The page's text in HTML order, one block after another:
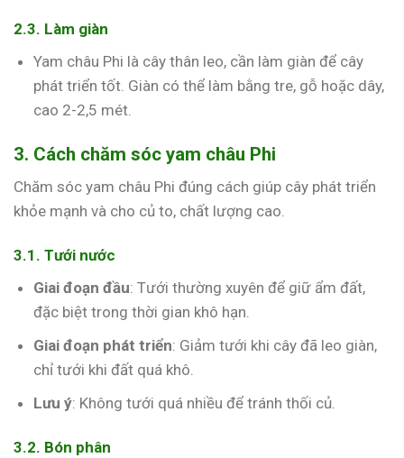
2.3. Làm giàn
Yam châu Phi là cây thân leo, cần làm giàn để cây
phát triển tốt. Giàn có thể làm bằng tre, gỗ hoặc dây,
cao 2-2,5 mét.
3. Cách chăm sóc yam châu Phi
Chăm sóc yam châu Phi đúng cách giúp cây phát triển
khỏe mạnh và cho củ to, chất lượng cao.
3.1. Tưới nước
Giai đoạn đầu: Tưới thường xuyên để giữ ẩm đất,
đặc biệt trong thời gian khô hạn.
Giai đoạn phát triển: Giảm tưới khi cây đã leo giàn,
chỉ tưới khi đất quá khô.
Lưu ý: Không tưới quá nhiều để tránh thối củ.
3.2. Bón phân